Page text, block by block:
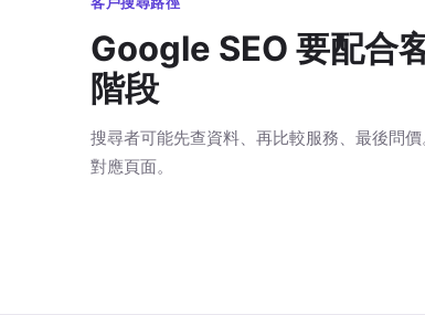
Google SEO 要配合
階段
搜尋者可能先查資料、再比較服務、最後問
對應頁面。